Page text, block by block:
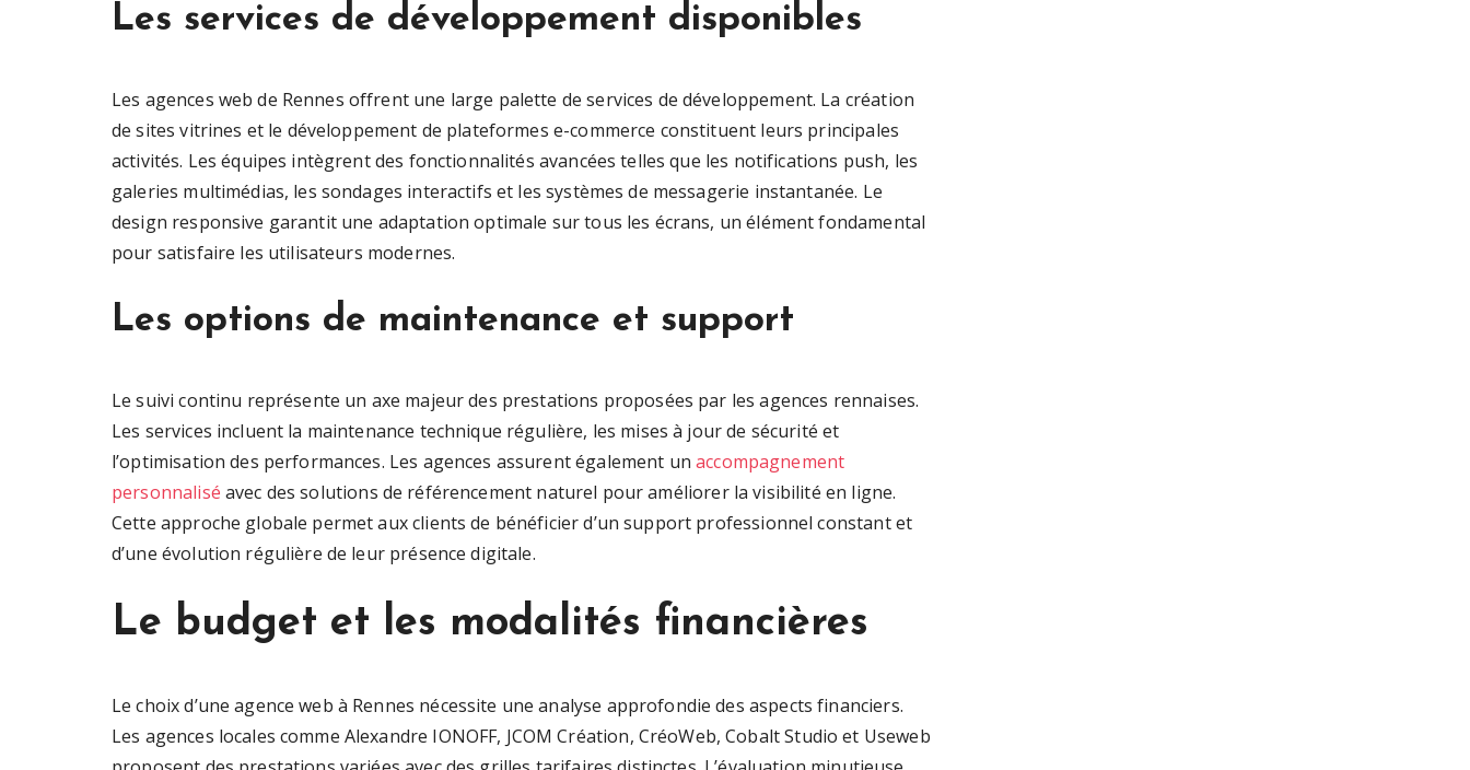
Les services de développement disponibles
Les agences web de Rennes offrent une large palette de services de développement. La création
de sites vitrines et le développement de plateformes e-commerce constituent leurs principales
activités. Les équipes intègrent des fonctionnalités avancées telles que les notifications push, les
galeries multimédias, les sondages interactifs et les systèmes de messagerie instantanée. Le
design responsive garantit une adaptation optimale sur tous les écrans, un élément fondamental
pour satisfaire les utilisateurs modernes.
Les options de maintenance et support
Le suivi continu représente un axe majeur des prestations proposées par les agences rennaises.
Les services incluent la maintenance technique régulière, les mises à jour de sécurité et
l’optimisation des performances. Les agences assurent également unaccompagnement
personnalisé avec des solutions de référencement naturel pour améliorer la visibilité en ligne.
Cette approche globale permet aux clients de bénéficier d’un support professionnel constant et
d’une évolution régulière de leur présence digitale.
Le budget et les modalités financières
Le choix d’une agence web à Rennes nécessite une analyse approfondie des aspects financiers.
Les agences locales comme Alexandre IONOFF, JCOM Création, CréoWeb, Cobalt Studio et Useweb